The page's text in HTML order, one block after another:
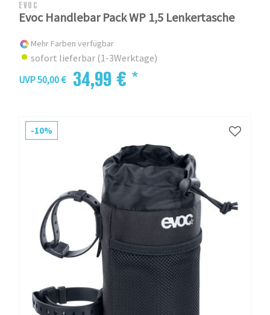
EVOC
Evoc Handlebar Pack WP 1,5 Lenkertasche
Mehr Farben verfügbar
sofort lieferbar (1-3Werktage)
UVP 50,00 €
34,99 € *
-10%